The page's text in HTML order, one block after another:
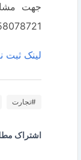
جهت
۰9058078721
لینک ثبت
#تجارت
اشتراک